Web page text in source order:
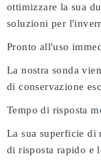
ottimizzare la sua
soluzioni per
Pronto all'uso
La nostra sonda
di conservazione
Tempo di risposta
La sua superficie di
di risposta rapido e